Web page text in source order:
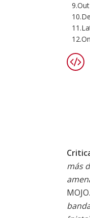
más
MOJO.